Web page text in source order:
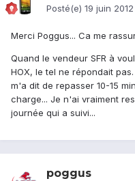
Posté(e) 19 juin 2012
Merci Poggus... Ca me
Quand le vendeur SFR à
HOX, le tel ne répondait
m'a dit de repasser 10-15
charge... Je n'ai vraiment
journée qui a suivi...
poggus